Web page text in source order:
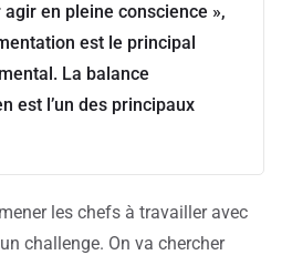
en pleine conscience »,
est le principal
La balance
est l’un des principaux
les chefs à travailler avec
challenge. On va chercher